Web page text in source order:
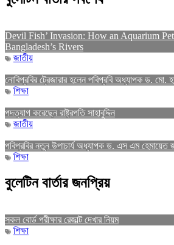
Devil Fish’ Invasion: How an Aquarium
Bangladesh’s Rivers
জাতীয়
নোবিপ্রবির ট্রেজারার হলেন পবিপ্রবি অধ্যাপক ড. মো.
শিক্ষা
পদত্যাগ করেছেন রাষ্ট্রপতি সাহাবুদ্দিন
জাতীয়
পবিপ্রবির নতুন উপাচার্য অধ্যাপক ড. এস এম হেমায়েত
শিক্ষা
বুলেটিন বার্তার জনপ্রিয়
সকল বোর্ড পরীক্ষার রেজাল্ট দেখার নিয়ম
শিক্ষা